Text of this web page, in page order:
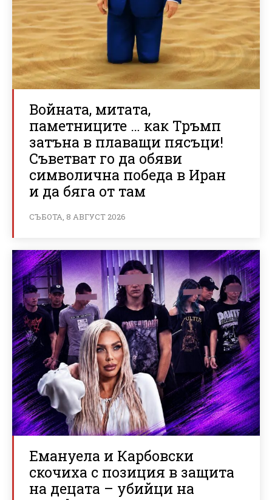
Войната, митата,
паметниците … как Тръмп
затъна в плаващи пясъци!
Съветват го да обяви
символична победа в Иран
и да бяга от там
СЪБОТА, 8 АВГУСТ 2026
Емануела и Карбовски
скочиха с позиция в защита
на децата – убийци на